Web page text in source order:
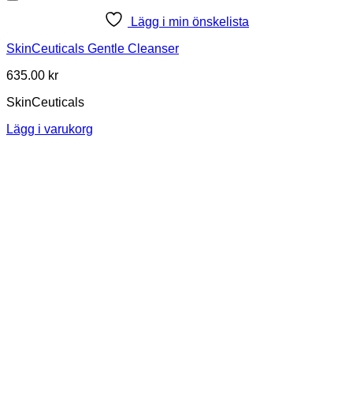
Lägg i min önskelista
SkinCeuticals Gentle Cleanser
635.00 kr
SkinCeuticals
Lägg i varukorg